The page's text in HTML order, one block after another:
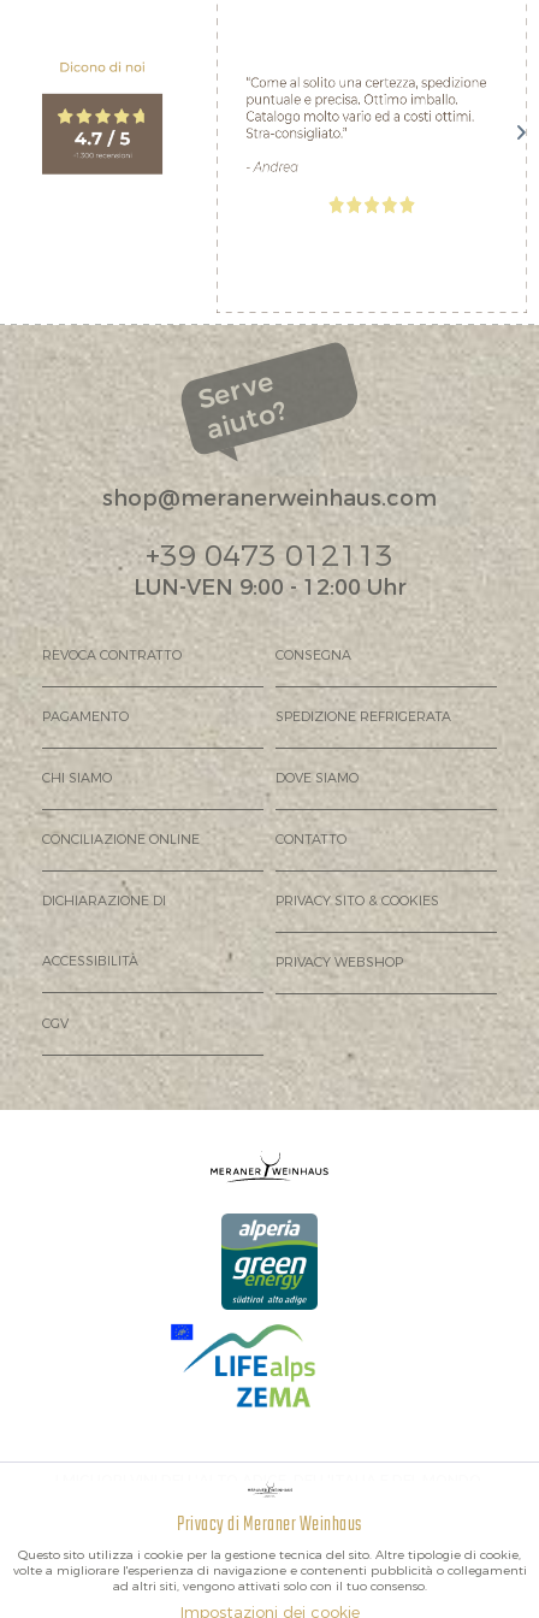
Serve
aiuto?
shop@meranerweinhaus.com
+39 0473 012113
LUN-VEN 9:00 - 12:00 Uhr
REVOCA CONTRATTO CONSEGNA
PAGAMENTO SPEDIZIONE REFRIGERATA
CHI SIAMO DOVE SIAMO
CONCILIAZIONE ONLINE CONTATTO
DICHIARAZIONE DI
ACCESSIBILITÀ
PRIVACY SITO & COOKIES
PRIVACY WEBSHOP
CGV
I MIGLIORI VINI DELL'ALTO ADIGE, DELL'ITALIA E DEL MONDO.
Privacy di Meraner Weinhaus
Questo sito utilizza i cookie per la gestione tecnica del sito. Altre tipologie di cookie,
volte a migliorare l'esperienza di navigazione e contenenti pubblicità o collegamenti
ad altri siti, vengono attivati solo con il tuo consenso.
Impostazioni dei cookie